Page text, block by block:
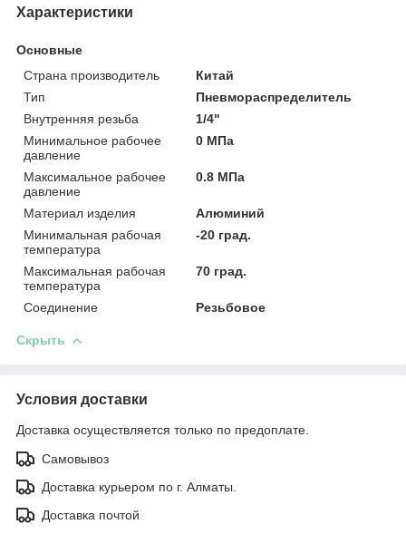
Характеристики
Основные
Страна производитель
Китай
Тип
Пневмораспределитель
Внутренняя резьба
1/4"
Минимальное рабочее
давление
0 МПа
Максимальное рабочее
давление
0.8 МПа
Материал изделия
Алюминий
Минимальная рабочая
температура
-20 град.
Максимальная рабочая
температура
70 град.
Соединение Резьбовое
Скрыть
Условия доставки
Доставка осуществляется только по предоплате.
Самовывоз
Доставка курьером по г. Алматы.
Доставка почтой